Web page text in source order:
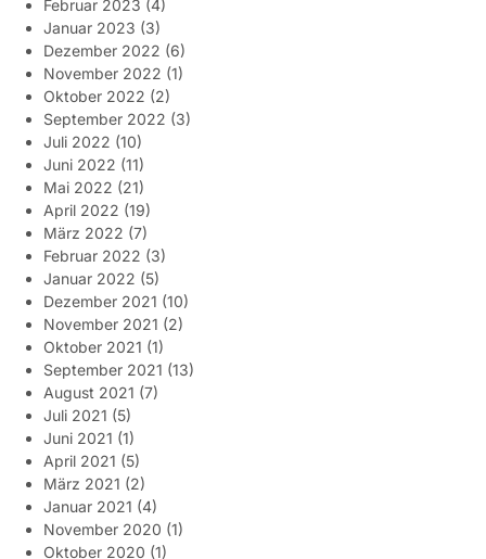
Februar 2023 (4)
Januar 2023 (3)
Dezember 2022 (6)
November 2022 (1)
Oktober 2022 (2)
September 2022 (3)
Juli 2022 (10)
Juni 2022 (11)
Mai 2022 (21)
April 2022 (19)
März 2022 (7)
Februar 2022 (3)
Januar 2022 (5)
Dezember 2021 (10)
November 2021 (2)
Oktober 2021 (1)
September 2021 (13)
August 2021 (7)
Juli 2021 (5)
Juni 2021 (1)
April 2021 (5)
März 2021 (2)
Januar 2021 (4)
November 2020 (1)
Oktober 2020 (1)